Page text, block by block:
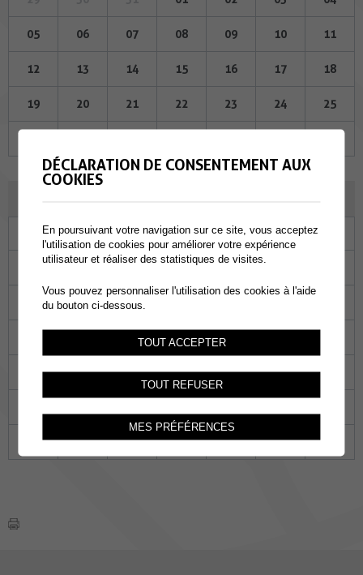
05 06 07 08 09 10 11
12 13 14 15 16 17 18
19 20 21 22 23 24 25
Ma Me Je Ve Sa
27 28 29 30
03 04
11 12 13
17 18 19 20 21
01 02 03 04 05
DÉCLARATION DE CONSENTEMENT AUX
COOKIES
En poursuivant votre navigation sur ce site, vous acceptez
l'utilisation de cookies pour améliorer votre expérience
utilisateur et réaliser des statistiques de visites.
Vous pouvez personnaliser l'utilisation des cookies à l'aide
du bouton ci-dessous.
TOUT ACCEPTER
TOUT REFUSER
MES PRÉFÉRENCES